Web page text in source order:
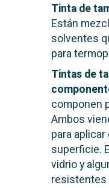
Tinta de
Están
solventes
para
Tintas de
componen
Ambos
para
superficie.
vidrio y
resistentes